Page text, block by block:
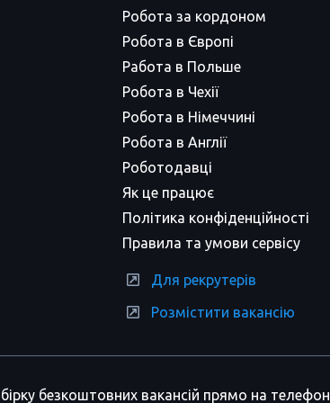
Робота за кордоном
Робота в Європі
Работа в Польше
Робота в Чехії
Робота в Німеччині
Робота в Англії
Роботодавці
Як це працює
Політика конфіденційності
Правила та умови сервісу
Для рекрутерів
Розмістити вакансію
безкоштовних вакансій прямо на телефон